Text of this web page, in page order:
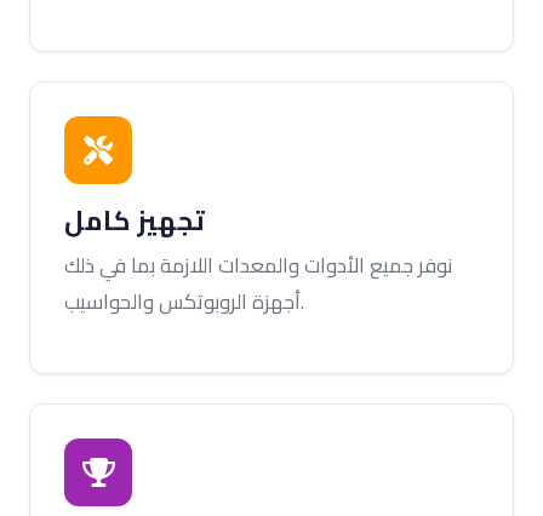
تجهيز كامل
نوفر جميع الأدوات والمعدات اللازمة بما في ذلك
أجهزة الروبوتكس والحواسيب.